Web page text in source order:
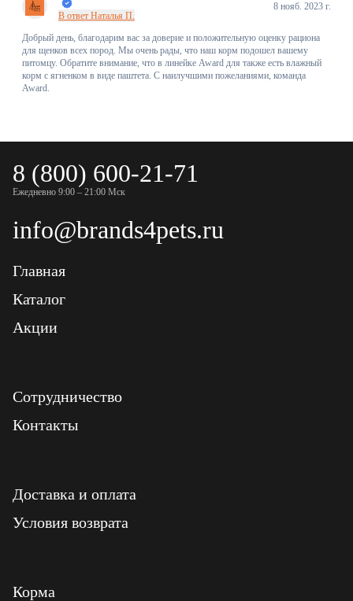
В ответ Наталья П.
8 нояб. 2023 г.
Добрый день, благодарим вас за доверие и положительную оценку рациона
для щенков всех пород. Мы очень рады, что наш корм подошел вашему
питомцу. Обратите внимание, что в линейке Award для также есть влажный
корм с ягненком в виде паштета. С наилучшими пожеланиями, команда
Award.
8 (800) 600-21-71
Ежедневно 9:00 – 21:00 Мск
info@brands4pets.ru
Главная
Каталог
Акции
Сотрудничество
Контакты
Доставка и оплата
Условия возврата
Корма